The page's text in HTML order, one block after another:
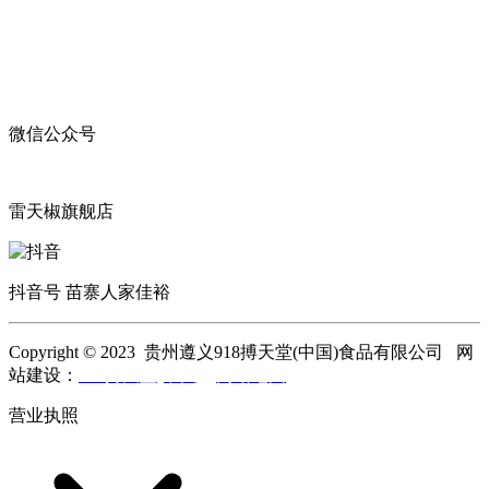
微信公众号
雷天椒旗舰店
抖音号 苗寨人家佳裕
Copyright © 2023 贵州遵义918搏天堂(中国)食品有限公司 网
站建设：
营业执照